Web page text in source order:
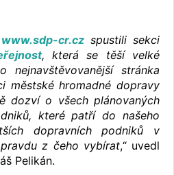
www.sdp-cr.czspustili sekci
, která se těší velké
stránka
městské hromadné dopravy
dozví o všech plánovaných
které patří do našeho
dopravních podniků v
z čeho vybírat,“ uvedl
Pelikán.